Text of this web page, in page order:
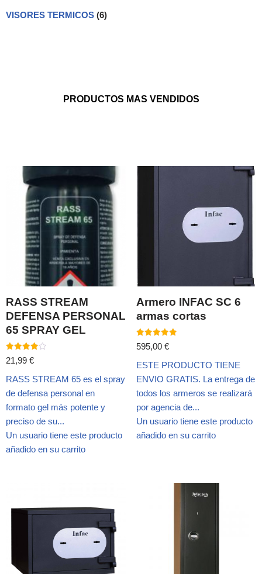
VISORES TERMICOS (6)
PRODUCTOS MAS VENDIDOS
RASS STREAM
DEFENSA PERSONAL
65 SPRAY GEL
Valorado
con
de 5
21,99 €
RASS STREAM 65 es el spray
de defensa personal en
formato gel más potente y
preciso de su...
Un usuario tiene este producto
añadido en su carrito
Armero INFAC SC 6
armas cortas
Valorado
con
de 5
595,00 €
ESTE PRODUCTO TIENE
ENVIO GRATIS. La entrega de
todos los armeros se realizará
por agencia de...
Un usuario tiene este producto
añadido en su carrito